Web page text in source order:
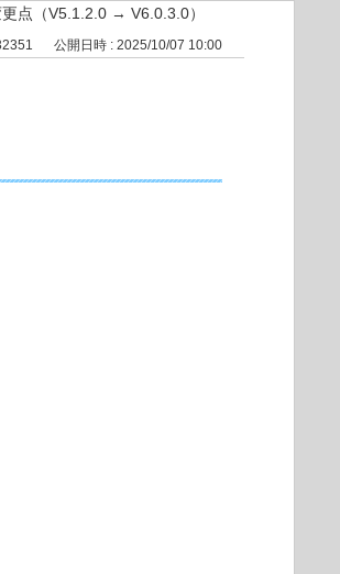
点（V5.1.2.0 → V6.0.3.0）
公開日時 : 2025/10/07 10:00